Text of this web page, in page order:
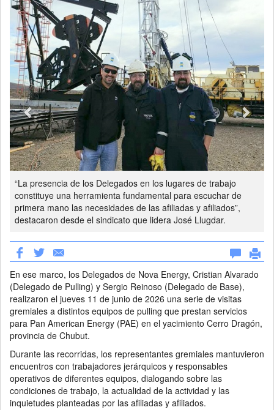
“La presencia de los Delegados en los lugares de trabajo
constituye una herramienta fundamental para escuchar de
primera mano las necesidades de las afiliadas y afiliados”,
destacaron desde el sindicato que lidera José Llugdar.
En ese marco, los Delegados de Nova Energy, Cristian Alvarado
(Delegado de Pulling) y Sergio Reinoso (Delegado de Base),
realizaron el jueves 11 de junio de 2026 una serie de visitas
gremiales a distintos equipos de pulling que prestan servicios
para Pan American Energy (PAE) en el yacimiento Cerro Dragón,
provincia de Chubut.
Durante las recorridas, los representantes gremiales mantuvieron
encuentros con trabajadores jerárquicos y responsables
operativos de diferentes equipos, dialogando sobre las
condiciones de trabajo, la actualidad de la actividad y las
inquietudes planteadas por las afiliadas y afiliados.